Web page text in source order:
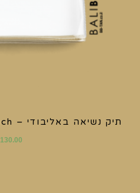
תיק נשיאה באליבודי – Bali Body Travel Pouch
130.00